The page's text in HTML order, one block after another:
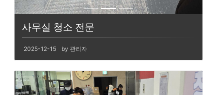
사무실 청소 전문
2025-12-15 by 관리자